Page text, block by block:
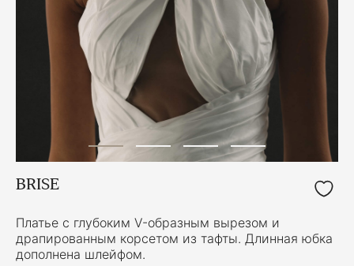
BRISE
Платье с глубоким V-образным вырезом и
драпированным корсетом из тафты. Длинная юбка
дополнена шлейфом.